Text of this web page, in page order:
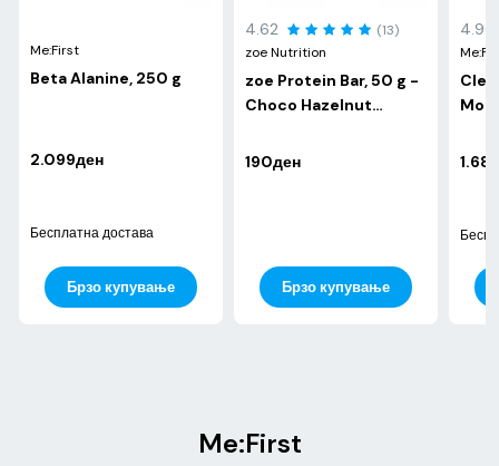
Me:First
Beta Alanine, 250 g
2.099ден
Бесплатна достава
Брзо купување
4.62
(13)
zoe Nutrition
zoe Protein Bar, 50 g -
Choco Hazelnut
190ден
Брзо купување
4.96
Me:First